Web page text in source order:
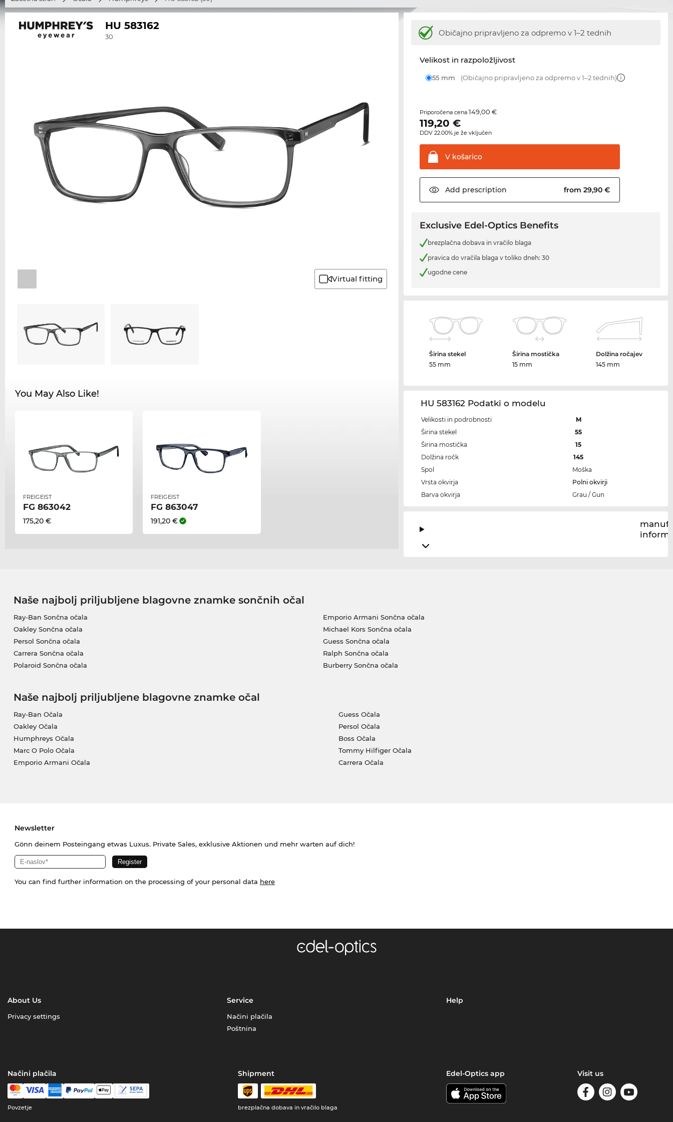
HU 583162
30
Virtual fitting
You May Also Like!
FREIGEIST
FG 863042
175,20 €
FREIGEIST
FG 863047
191,20 €
Običajno pripravljeno za odpremo v 1–2 tednih
Velikost in razpoložljivost
55 mm (Običajno pripravljeno za odpremo v 1–2 tednih)
Priporočena cena149,00 €
119,20 €
DDV 22.00% je že vključen
V košarico
Add prescription from 29,90 €
Exclusive Edel-Optics Benefits
brezplačna dobava in vračilo blaga
pravica do vračila blaga v toliko dneh: 30
ugodne cene
Širina stekel
55 mm
Širina mostička
15 mm
Dolžina ročajev
145 mm
HU 583162 Podatki o modelu
Velikosti in podrobnosti
M
Širina stekel
55
Širina mostička
15
Dolžina ročk
145
Spol
Moška
Vrsta okvirja
Polni okvirji
Barva okvirja
Grau / Gun
Naše najbolj priljubljene blagovne znamke sončnih očal
Ray-Ban Sončna očala
Oakley Sončna očala
Persol Sončna očala
Carrera Sončna očala
Polaroid Sončna očala
Emporio Armani Sončna očala
Michael Kors Sončna očala
Guess Sončna očala
Ralph Sončna očala
Burberry Sončna očala
Naše najbolj priljubljene blagovne znamke očal
Ray-Ban Očala
Oakley Očala
Humphreys Očala
Marc O Polo Očala
Emporio Armani Očala
Guess Očala
Persol Očala
Boss Očala
Tommy Hilfiger Očala
Carrera Očala
Newsletter
Gönn deinem Posteingang etwas Luxus. Private Sales, exklusive Aktionen und mehr warten auf dich!
You can find further information on the processing of your personal data here
About Us
Privacy settings
Service
Načini plačila
Poštnina
Help
Načini plačila
Povzetje
Shipment
brezplačna dobava in vračilo blaga
Edel-Optics app Visit us